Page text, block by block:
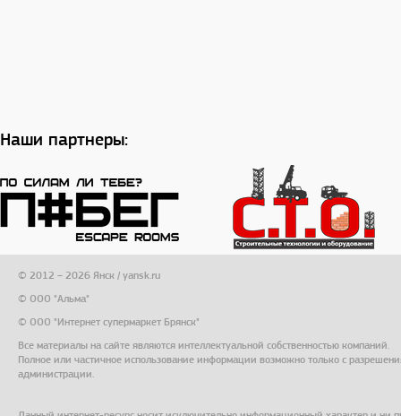
Наши партнеры:
© 2012 – 2026 Янск / yansk.ru
© ООО "Альма"
© ООО "Интернет супермаркет Брянск"
Все материалы на сайте являются интеллектуальной собственностью компаний.
Полное или частичное использование информации возможно только с
администрации.